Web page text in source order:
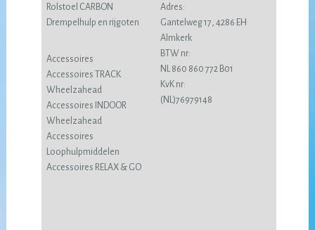
Rolstoel CARBON
Drempelhulp en rijgoten
Accessoires
Accessoires TRACK
Wheelzahead
Accessoires INDOOR
Wheelzahead
Accessoires
Loophulpmiddelen
Accessoires RELAX & GO
Adres:
Gantelweg 17, 4286 EH
Almkerk
BTW nr:
NL 860 860 772 B01
KvK nr:
(NL)76979148